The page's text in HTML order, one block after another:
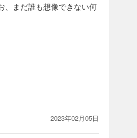
、まだ誰も想像できない何
2023年02月05日